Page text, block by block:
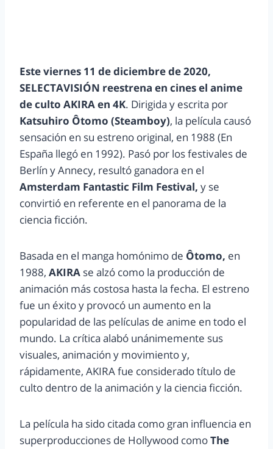
Este viernes 11 de diciembre de 2020,
SELECTAVISIÓN reestrena en cines el anime
de culto AKIRA en 4K. Dirigida y escrita por
Katsuhiro Ôtomo (Steamboy), la película causó
sensación en su estreno original, en 1988 (En
España llegó en 1992). Pasó por los festivales de
Berlín y Annecy, resultó ganadora en el
Amsterdam Fantastic Film Festival, y se
convirtió en referente en el panorama de la
ciencia ficción.
Basada en el manga homónimo de Ôtomo, en
1988, AKIRA se alzó como la producción de
animación más costosa hasta la fecha. El estreno
fue un éxito y provocó un aumento en la
popularidad de las películas de anime en todo el
mundo. La crítica alabó unánimemente sus
visuales, animación y movimiento y,
rápidamente, AKIRA fue considerado título de
culto dentro de la animación y la ciencia ficción.
La película ha sido citada como gran influencia en
superproducciones de Hollywood comoThe